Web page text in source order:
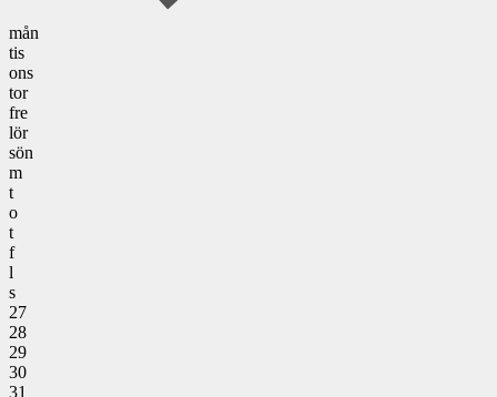
mån
tis
ons
tor
fre
lör
sön
m
t
o
t
f
l
s
27
28
29
30
31